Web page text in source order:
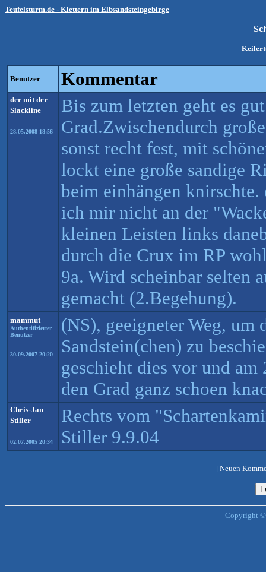
Teufelsturm.de - Klettern im Elbsandsteingebirge
Benutzer Kommentar
der mit der
Slackline
28.05.2008 18:56
Bis zum letzten geht es
Grad.Zwischendurch
sonst recht fest, mit
lockt eine große sandige
beim einhängen knirschte.
ich mir nicht an der
kleinen Leisten links
durch die Crux im RP
9a. Wird scheinbar selten
gemacht (2.Begehung).
mammut
Authentifizierter
Benutzer
30.09.2007 20:20
(NS), geeigneter Weg, um
Sandstein(chen) zu
geschieht dies vor und
den Grad ganz schoen
Chris-Jan
Stiller
02.07.2005 20:34
Rechts vom
Stiller 9.9.04
[Neuen
Copyright ©